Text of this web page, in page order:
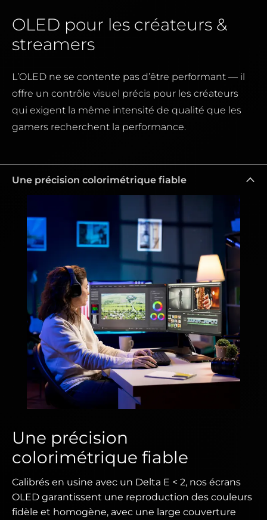
OLED pour les créateurs &
streamers
L’OLED ne se contente pas d’être performant — il
offre un contrôle visuel précis pour les créateurs
qui exigent la même intensité de qualité que les
gamers recherchent la performance.
Une précision colorimétrique fiable
Une précision
colorimétrique fiable
Calibrés en usine avec un Delta E < 2, nos écrans
OLED garantissent une reproduction des couleurs
fidèle et homogène, avec une large couverture